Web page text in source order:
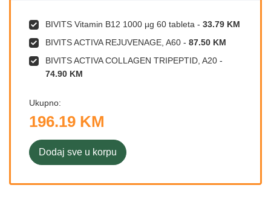
BIVITS Vitamin B12 1000 µg 60 tableta - 33.79 KM
BIVITS ACTIVA REJUVENAGE, A60 - 87.50 KM
BIVITS ACTIVA COLLAGEN TRIPEPTID, A20 -
74.90 KM
Ukupno:
196.19 KM
Dodaj sve u korpu